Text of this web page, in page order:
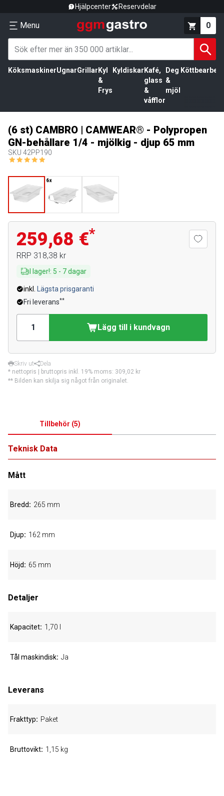
Hjälpcenter Reservdelar
Menu 0
KöksmaskinerUgnarGrillar Kyl
&
Frys
Kyldiskar Kafé,
glass
&
våfflor
Deg
&
mjöl
(6 st) CAMBRO | CAMWEAR® - Polypropen
GN-behållare 1/4 - mjölkig - djup 65 mm
SKU 42PP190
259,68 €*
RRP 318,38 kr
I lager!: 5 - 7dagar
inkl.
Lägsta prisgaranti
Fri leverans**
Lägg till i kundvagn
Skriv ut
Dela
* nettopris | bruttopris inkl. 19% moms: 309,02 kr
** Bilden kan skilja sig något från originalet.
Tillbehör (5)
Teknisk Data
Mått
Bredd 265 mm
Djup 162 mm
Höjd 65 mm
Detaljer
Kapacitet 1,70 l
Tål maskindisk Ja
Leverans
Frakttyp Paket
Bruttovikt 1,15 kg